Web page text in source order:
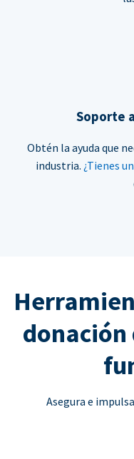
Soporte
Obtén la ayuda que
industria. ¿Tienes
Asegura e